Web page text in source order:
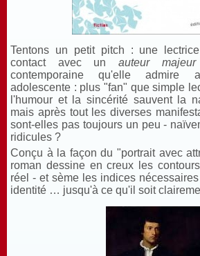
Tentons un petit pitch : une
contact avec un auteur majeur
contemporaine qu'elle admire
adolescente : plus "fan" que simple
l'humour et la sincérité sauvent la
mais après tout les diverses
sont-elles pas toujours un peu -
ridicules ?
Conçu à la façon du "portrait avec
roman dessine en creux les contours
réel - et sème les indices
identité … jusqu'à ce qu'il soit